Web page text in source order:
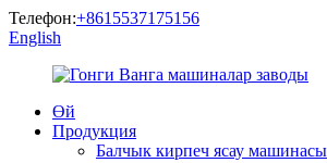
Телефон:+8615537175156
English
Өй
Продукция
Балчык кирпеч ясау машинасы